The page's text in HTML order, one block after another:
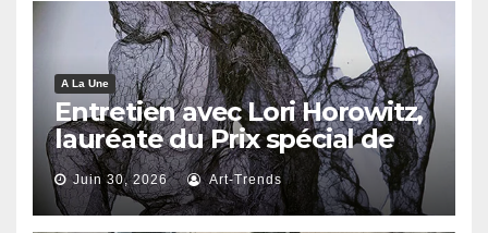
A La Une
Entretien avec Lori Horowitz,
lauréate du Prix spécial de
reconnaissance artistique
2026
Juin 30, 2026 Art-Trends